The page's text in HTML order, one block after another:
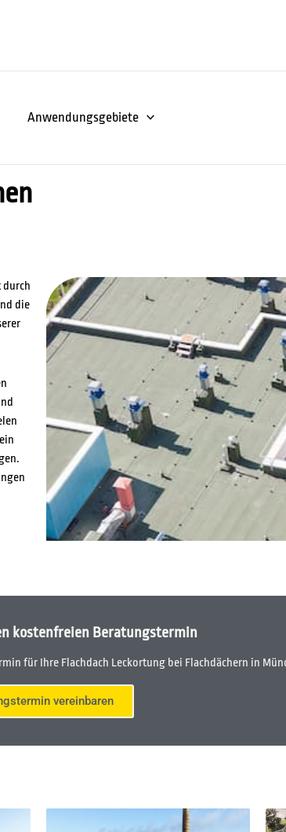
Anwendungsgebiete
durch
die
kostenfreien Beratungstermin
für Ihre Flachdach Leckortung bei Flachdächern in
vereinbaren